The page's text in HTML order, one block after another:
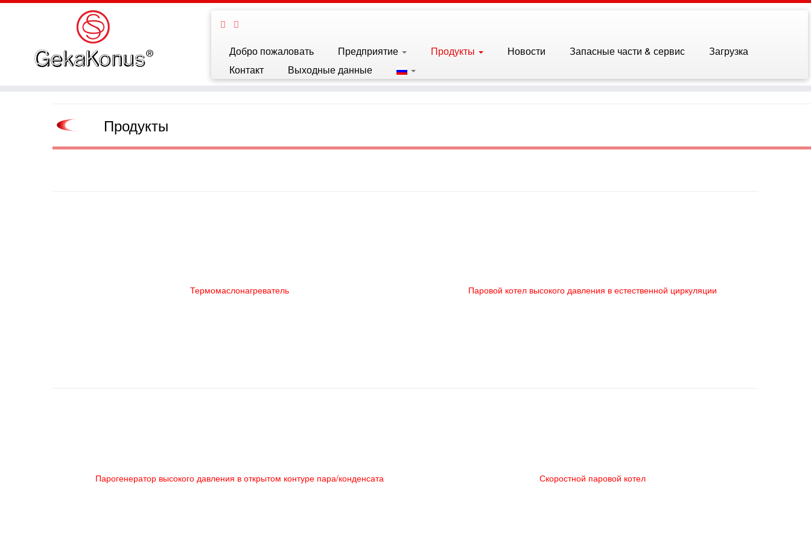
Добро пожаловать Предприятие Продукты Новости Запасные части & сервис
Загрузка
Контакт
Выходные данные
Продукты
Термомаслонагреватель Паровой котел высокого давления в естественной циркуляции
Парогенератор высокого давления в открытом контуре пара/конденсата Скоростной паровой котел